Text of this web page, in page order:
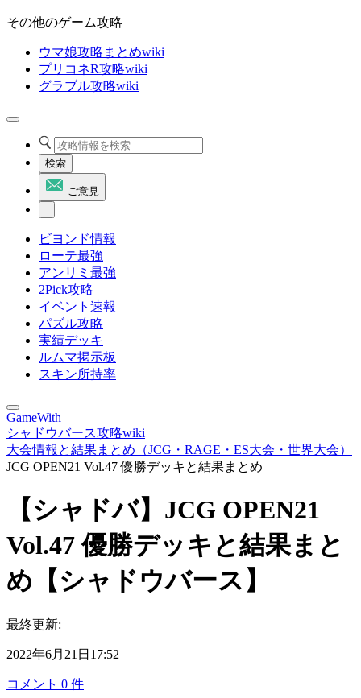
その他のゲーム攻略
ウマ娘攻略まとめwiki
プリコネR攻略wiki
グラブル攻略wiki
検索
ご意見
ビヨンド情報
ローテ最強
アンリミ最強
2Pick攻略
イベント速報
パズル攻略
実績デッキ
ルムマ掲示板
スキン所持率
GameWith
シャドウバース攻略wiki
大会情報と結果まとめ（JCG・RAGE・ES大会・世界大会）
JCG OPEN21 Vol.47 優勝デッキと結果まとめ
【シャドバ】JCG OPEN21
Vol.47 優勝デッキと結果まと
め【シャドウバース】
最終更新:
2022年6月21日17:52
コメント 0 件